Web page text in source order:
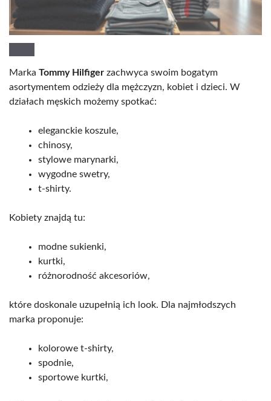
Marka Tommy Hilfiger zachwyca swoim bogatym
asortymentem odzieży dla mężczyzn, kobiet i dzieci. W
działach męskich możemy spotkać:
eleganckie koszule,
chinosy,
stylowe marynarki,
wygodne swetry,
t-shirty.
Kobiety znajdą tu:
modne sukienki,
kurtki,
różnorodność akcesoriów,
które doskonale uzupełnią ich look. Dla najmłodszych
marka proponuje:
kolorowe t-shirty,
spodnie,
sportowe kurtki,